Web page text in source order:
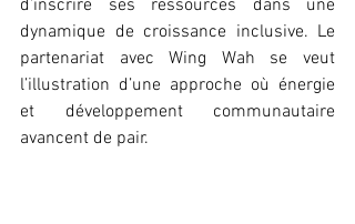
d’inscrire ses ressources dans une
dynamique de croissance inclusive. Le
partenariat avec Wing Wah se veut
l’illustration d’une approche où énergie
et développement communautaire
avancent de pair.